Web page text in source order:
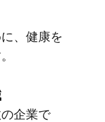
、​健康を​
企業で​